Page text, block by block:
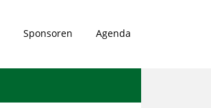
Sponsoren Agenda